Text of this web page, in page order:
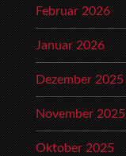
Februar 2026
Januar 2026
Dezember 2025
November 2025
Oktober 2025